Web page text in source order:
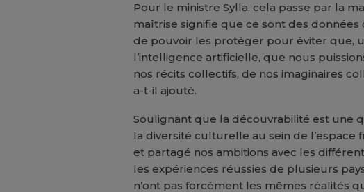
Pour le ministre Sylla, cela passe par la
maîtrise signifie que ce sont des données
de pouvoir les protéger pour éviter que,
l’intelligence artificielle, que nous
nos récits collectifs, de nos imaginaires
a-t-il ajouté.
Soulignant que la découvrabilité est une
la diversité culturelle au sein de l’espace
et partagé nos ambitions avec les
les expériences réussies de plusieurs
n’ont pas forcément les mêmes réalités